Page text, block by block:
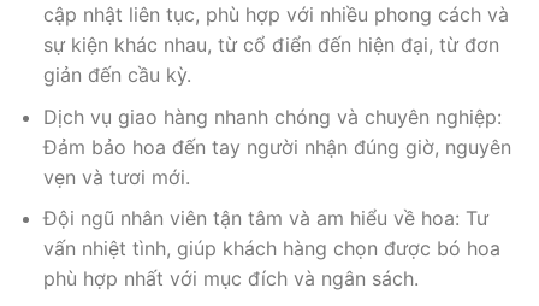
cập nhật liên tục, phù hợp với nhiều phong cách và
sự kiện khác nhau, từ cổ điển đến hiện đại, từ đơn
giản đến cầu kỳ.
Dịch vụ giao hàng nhanh chóng và chuyên nghiệp:
Đảm bảo hoa đến tay người nhận đúng giờ, nguyên
vẹn và tươi mới.
Đội ngũ nhân viên tận tâm và am hiểu về hoa: Tư
vấn nhiệt tình, giúp khách hàng chọn được bó hoa
phù hợp nhất với mục đích và ngân sách.